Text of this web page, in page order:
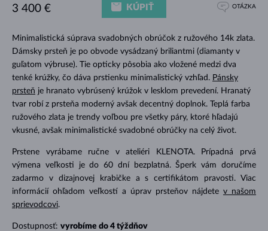
Minimalistická súprava svadobných obrúčok z ružového 14k zlata.
Dámsky prsteň je po obvode vysádzaný briliantmi (diamanty v
guľatom výbruse). Tie opticky pôsobia ako vložené medzi dva
tenké krúžky, čo dáva prstienku minimalistický vzhľad. Pánsky
prsteň je hranato vybrúsený krúžok v lesklom prevedení. Hranatý
tvar robí z prsteňa moderný avšak decentný doplnok. Teplá farba
ružového zlata je trendy voľbou pre všetky páry, ktoré hľadajú
vkusné, avšak minimalistické svadobné obrúčky na celý život.
Prstene vyrábame ručne v ateliéri KLENOTA. Prípadná prvá
výmena veľkosti je do 60 dní bezplatná. Šperk vám doručíme
zadarmo v dizajnovej krabičke a s certifikátom pravosti. Viac
informácií ohľadom veľkostí a úprav prsteňov nájdetev našom
sprievodcovi.
Dostupnosť: vyrobíme do 4 týždňov
3 400 € KÚPIŤ OTÁZKA